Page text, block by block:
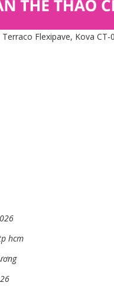
Flexipave, Kova CT-
hcm